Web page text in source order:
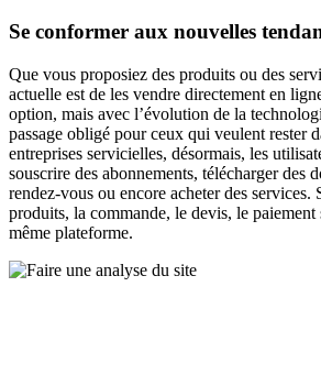
Se conformer aux nouvelles
Que vous proposiez des produits ou des
actuelle est de les vendre directement en
option, mais avec l’évolution de la
passage obligé pour ceux qui veulent rester
entreprises servicielles, désormais, les
souscrire des abonnements, télécharger des
rendez-vous ou encore acheter des services.
produits, la commande, le devis, le paiement
même plateforme.